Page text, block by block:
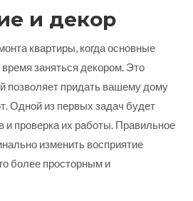
и декор
квартиры, когда основные
заняться декором. Это
позволяет придать вашему дому
Одной из первых задач будет
и проверка их работы. Правильное
изменить восприятие
более просторным и